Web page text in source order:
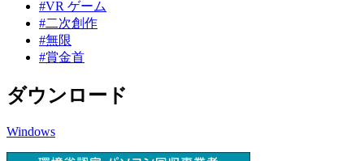
#VR ゲーム
#二次創作
#無限
#賞金首
ダウンロード
Windows